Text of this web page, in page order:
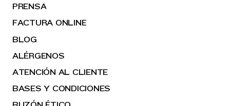
PRENSA
FACTURA ONLINE
BLOG
ALÉRGENOS
ATENCIÓN AL CLIENTE
BASES Y CONDICIONES